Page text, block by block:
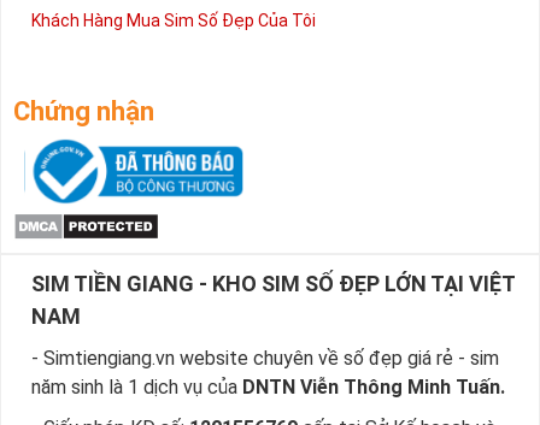
Khách Hàng Mua Sim Số Đẹp Của Tôi
Chứng nhận
SIM TIỀN GIANG - KHO SIM SỐ ĐẸP LỚN TẠI VIỆT
NAM
- Simtiengiang.vn website chuyên về số đẹp giá rẻ - sim
năm sinh là 1 dịch vụ của DNTN Viễn Thông Minh Tuấn.